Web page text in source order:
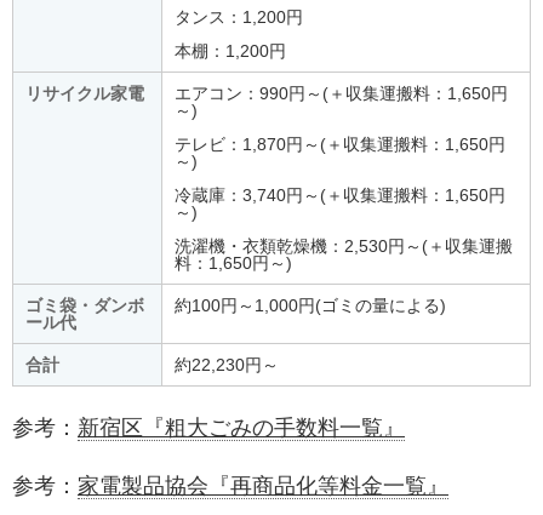
タンス：1,200円
本棚：1,200円
リサイクル家電
エアコン：990円～(＋収集運搬料：1,650円
～)
テレビ：1,870円～(＋収集運搬料：1,650円
～)
冷蔵庫：3,740円～(＋収集運搬料：1,650円
～)
洗濯機・衣類乾燥機：2,530円～(＋収集運搬
料：1,650円～)
ゴミ袋・ダンボ
ール代
約100円～1,000円(ゴミの量による)
合計 約22,230円～
参考： 新宿区『粗大ごみの手数料一覧』
参考： 家電製品協会『再商品化等料金一覧』